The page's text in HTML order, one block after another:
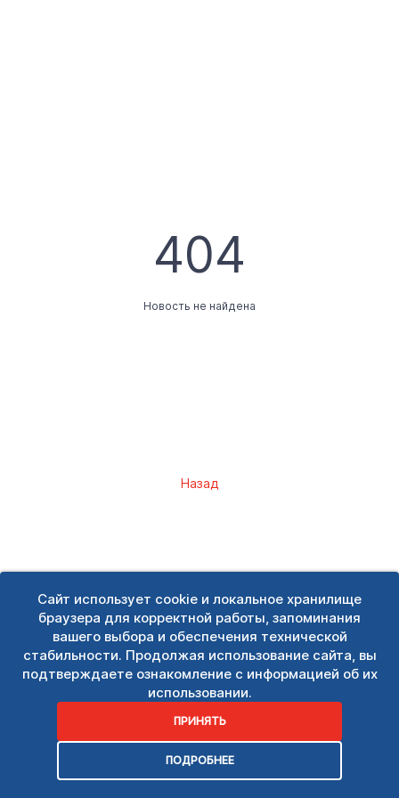
Сайт использует cookie и локальное хранилище
браузера для корректной работы, запоминания
вашего выбора и обеспечения технической
стабильности. Продолжая использование сайта, вы
подтверждаете ознакомление с информацией об их
использовании.
ПРИНЯТЬ
ПОДРОБНЕЕ
404
Новость не найдена
Назад